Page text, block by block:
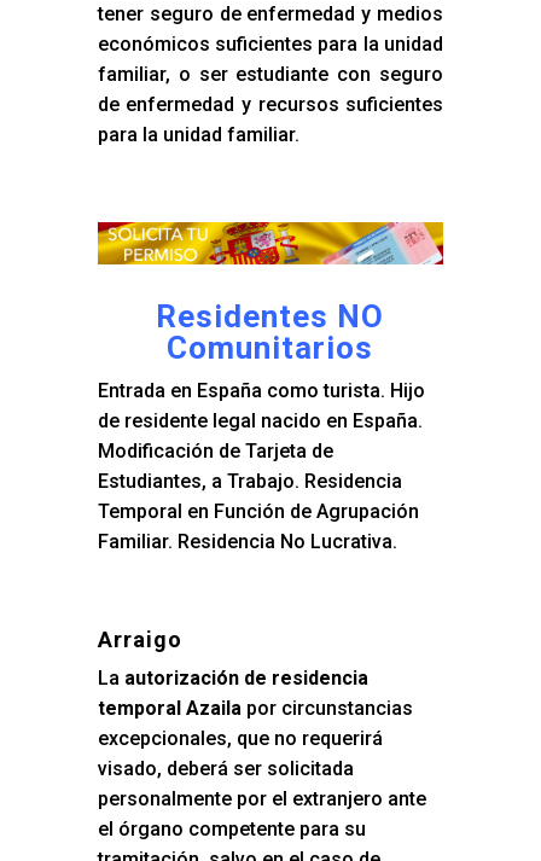
tener seguro de enfermedad y medios
económicos suficientes para la unidad
familiar, o ser estudiante con seguro
de enfermedad y recursos suficientes
para la unidad familiar.
Residentes NO
Comunitarios
Entrada en España como turista. Hijo
de residente legal nacido en España.
Modificación de Tarjeta de
Estudiantes, a Trabajo. Residencia
Temporal en Función de Agrupación
Familiar. Residencia No Lucrativa.
Arraigo
La autorización de residencia
temporal Azailapor circunstancias
excepcionales, que no requerirá
visado, deberá ser solicitada
personalmente por el extranjero ante
el órgano competente para su